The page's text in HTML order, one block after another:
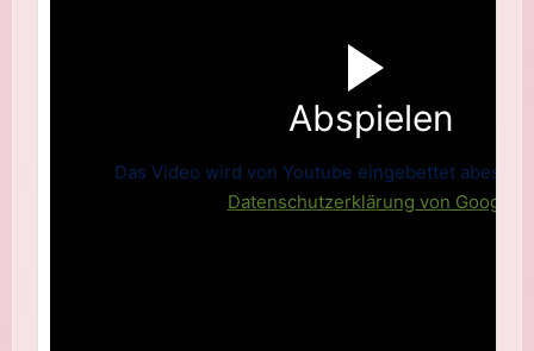
Abspielen
Das Video wird von Youtube eingebettet
Datenschutzerklärung von Google